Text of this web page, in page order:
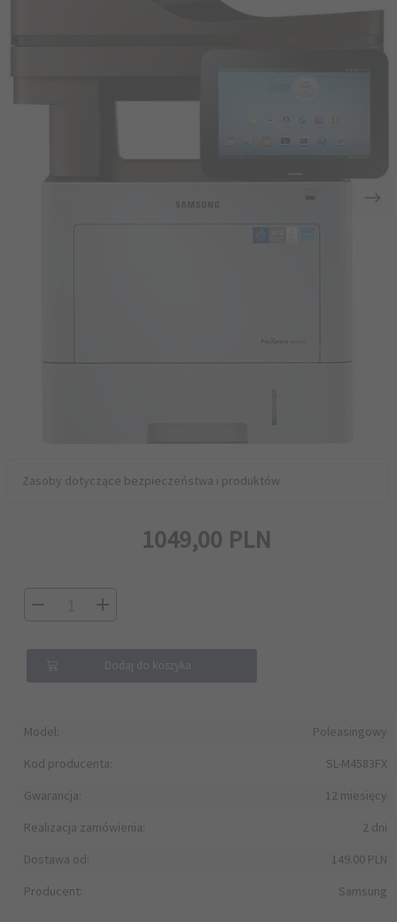
Zasoby dotyczące bezpieczeństwa i produktów
Model:
Poleasingowy
Kod producenta:
SL-M4583FX
Gwarancja:
12 miesięcy
Realizacja zamówienia:
2 dni
Dostawa od:
149.00 PLN
Producent:
Samsung
1049,00 PLN
Dodaj do koszyka